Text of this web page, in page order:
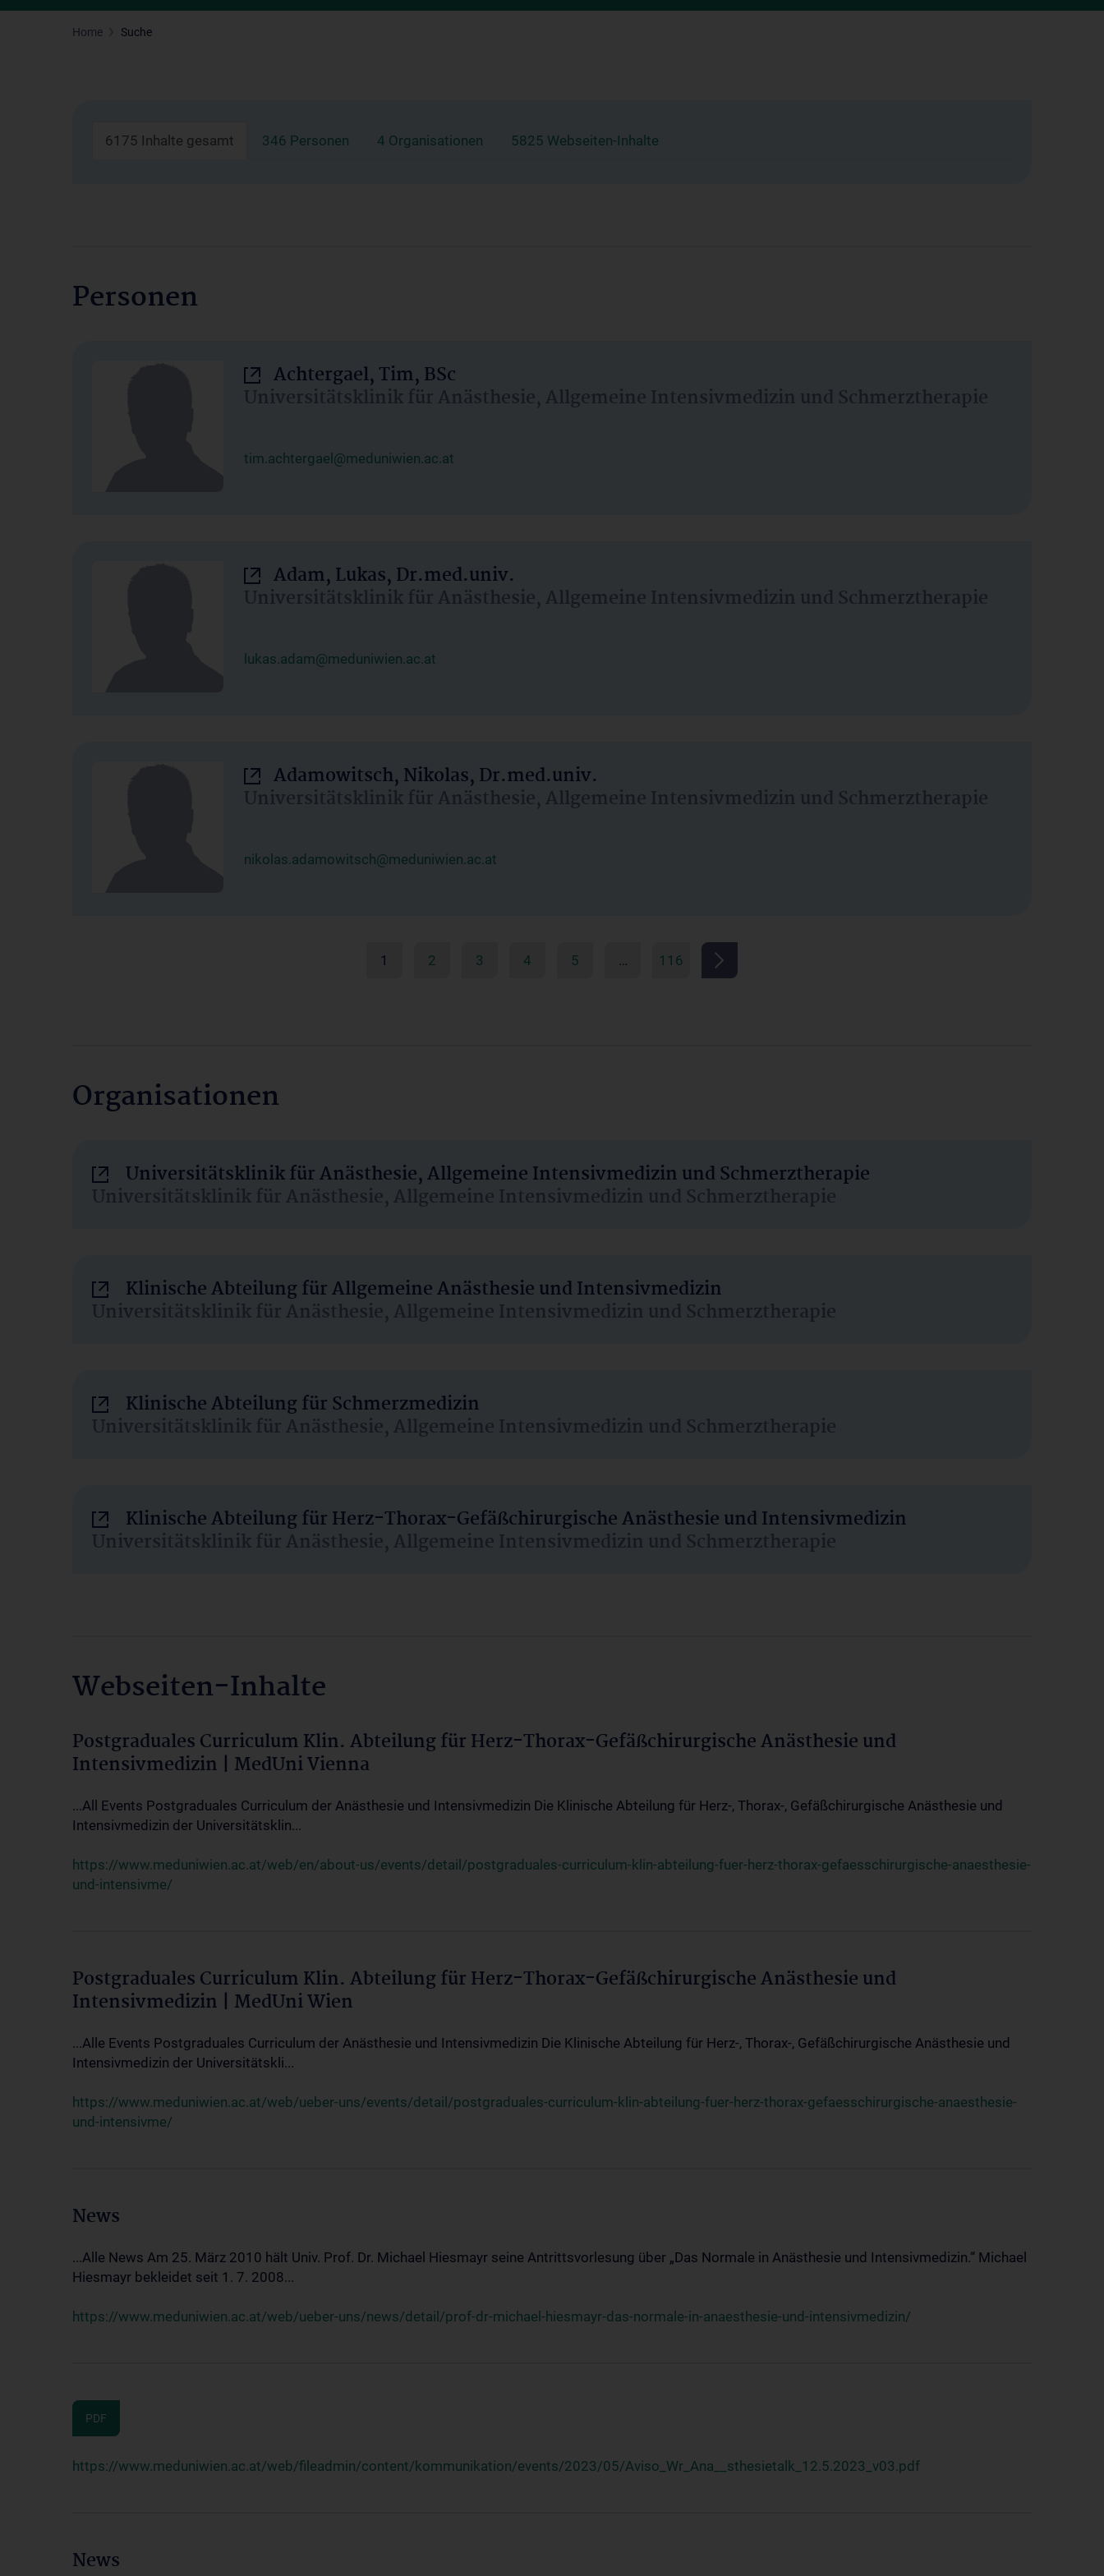
Home Suche
6175 Inhalte gesamt 346 Personen 4 Organisationen 5825 Webseiten-Inhalte
Personen
Achtergael, Tim, BSc
Universitätsklinik für Anästhesie, Allgemeine Intensivmedizin und Schmerztherapie
tim.achtergael@meduniwien.ac.at
Adam, Lukas, Dr.med.univ.
Universitätsklinik für Anästhesie, Allgemeine Intensivmedizin und Schmerztherapie
lukas.adam@meduniwien.ac.at
Adamowitsch, Nikolas, Dr.med.univ.
Universitätsklinik für Anästhesie, Allgemeine Intensivmedizin und Schmerztherapie
nikolas.adamowitsch@meduniwien.ac.at
1 2 3 4 5 … 116
Organisationen
Universitätsklinik für Anästhesie, Allgemeine Intensivmedizin und Schmerztherapie
Universitätsklinik für Anästhesie, Allgemeine Intensivmedizin und Schmerztherapie
Klinische Abteilung für Allgemeine Anästhesie und Intensivmedizin
Universitätsklinik für Anästhesie, Allgemeine Intensivmedizin und Schmerztherapie
Klinische Abteilung für Schmerzmedizin
Universitätsklinik für Anästhesie, Allgemeine Intensivmedizin und Schmerztherapie
Klinische Abteilung für Herz-Thorax-Gefäßchirurgische Anästhesie und Intensivmedizin
Universitätsklinik für Anästhesie, Allgemeine Intensivmedizin und Schmerztherapie
Webseiten-Inhalte
Postgraduales Curriculum Klin. Abteilung für Herz-Thorax-Gefäßchirurgische Anästhesie und
Intensivmedizin | MedUni Vienna
...All Events Postgraduales Curriculum der Anästhesie und Intensivmedizin Die Klinische Abteilung für Herz-, Thorax-, Gefäßchirurgische Anästhesie und
Intensivmedizin der Universitätsklin...
https://www.meduniwien.ac.at/web/en/about-us/events/detail/postgraduales-curriculum-klin-abteilung-fuer-herz-thorax-gefaesschirurgische-anaesthesie-
und-intensivme/
Postgraduales Curriculum Klin. Abteilung für Herz-Thorax-Gefäßchirurgische Anästhesie und
Intensivmedizin | MedUni Wien
...Alle Events Postgraduales Curriculum der Anästhesie und Intensivmedizin Die Klinische Abteilung für Herz-, Thorax-, Gefäßchirurgische Anästhesie und
Intensivmedizin der Universitätskli...
https://www.meduniwien.ac.at/web/ueber-uns/events/detail/postgraduales-curriculum-klin-abteilung-fuer-herz-thorax-gefaesschirurgische-anaesthesie-
und-intensivme/
News
...Alle News Am 25. März 2010 hält Univ. Prof. Dr. Michael Hiesmayr seine Antrittsvorlesung über „Das Normale in Anästhesie und Intensivmedizin.“ Michael
Hiesmayr bekleidet seit 1. 7. 2008...
https://www.meduniwien.ac.at/web/ueber-uns/news/detail/prof-dr-michael-hiesmayr-das-normale-in-anaesthesie-und-intensivmedizin/
PDF
https://www.meduniwien.ac.at/web/fileadmin/content/kommunikation/events/2023/05/Aviso_Wr_Ana__sthesietalk_12.5.2023_v03.pdf
News